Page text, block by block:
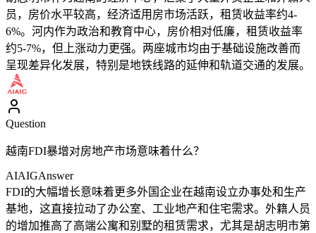
员，房价水平较高，经济适用房市场活跃，租赁收益率约4-
6%。河内作为政治和教育中心，房价相对低廉，租赁收益率
约5-7%，但上涨动力更强。两座城市均由于基础设施改善而
呈现差异化发展，特别是地铁线路的延伸和轨道交通的发展。
Question
越南FDI暴增对房地产市场意味着什么？
AIAIGAnswer
FDI的大幅增长意味着更多外国企业在越南设立办事处和生产
基地，这直接拉动了办公室、工业地产和住宅需求。外籍人员
的增加推高了高端公寓和别墅的租赁需求，尤其是胡志明市第